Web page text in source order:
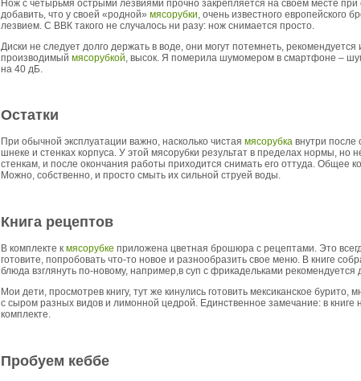
Нож с четырьмя острыми лезвиями прочно закрепляется на своем месте
добавить, что у своей «родной» мясорубки , очень известного европейского
лезвием. С ВВК такого не случалось ни разу: нож снимается просто.
Диски не следует долго держать в воде, они могут потемнеть,
производимый мясорубкой , высок. Я померила шумомером в смартфоне –
на 40 дБ.
Остатки
При обычной эксплуатации важно, насколько чистая мясорубка внутри после
шнеке и стенках корпуса. У этой мясорубки результат в пределах нормы,
стенкам, и после окончания работы приходится снимать его оттуда. Общее
Можно, собственно, и просто смыть их сильной струей воды.
Книга рецептов
В комплекте к мясорубке приложена цветная брошюра с рецептами. Это
готовите, попробовать что-то новое и разнообразить свое меню. В книге
блюда взглянуть по-новому, например,в суп с фрикадельками рекомендуется
Мои дети, просмотрев книгу, тут же кинулись готовить мексиканское
с сыром разных видов и лимонной цедрой. Единственное замечание: в книге
комплекте.
Пробуем кеббе